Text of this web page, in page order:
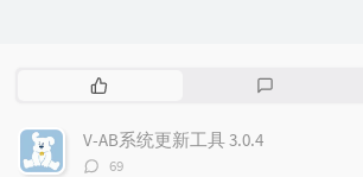
热
文
章
V-AB系统更新工具 3.0.4
评
69